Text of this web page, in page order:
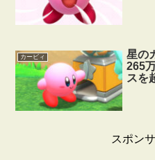
カービィ
星の
265
スを
スポン